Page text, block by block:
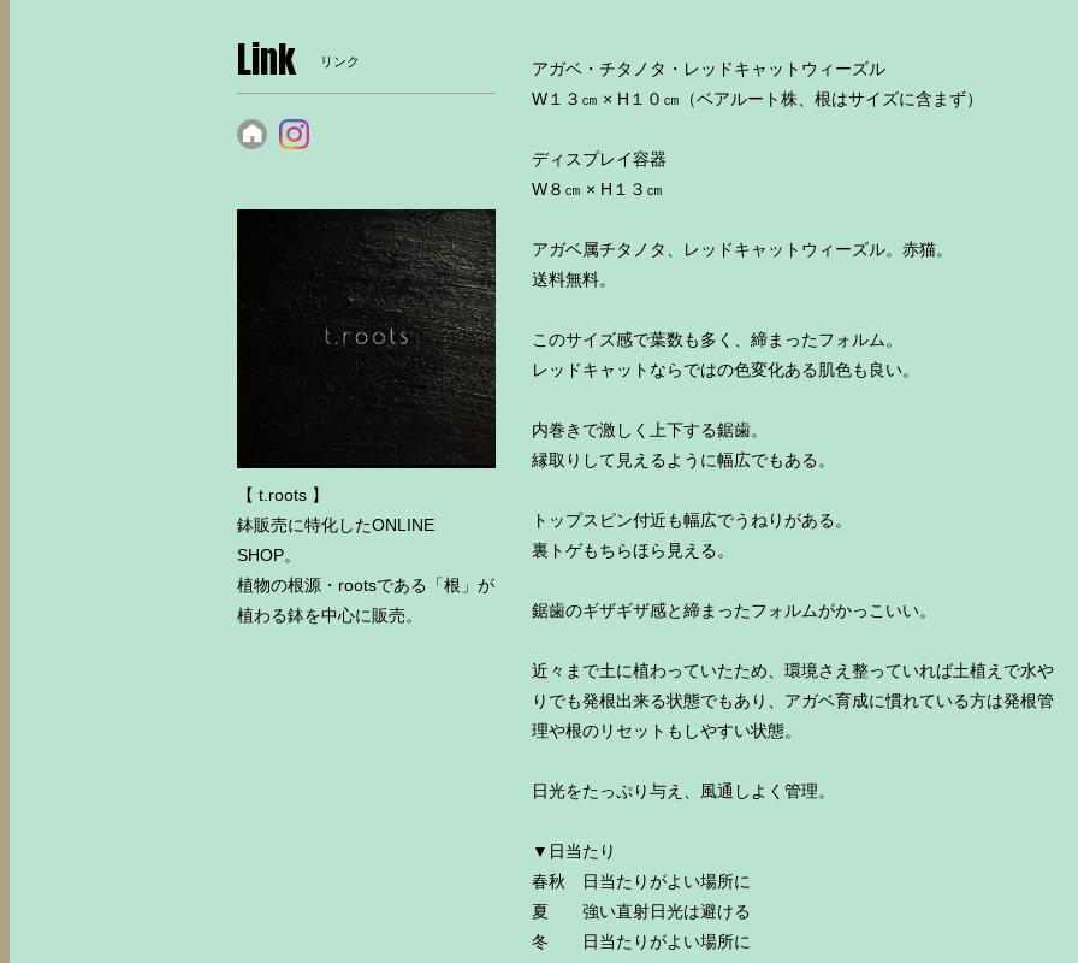
アガベ・チタノタ・レッドキャットウィーズル
W１３㎝ × H１０㎝（ベアルート株、根はサイズに含まず）
ディスプレイ容器
W８㎝ × H１３㎝
アガベ属チタノタ、レッドキャットウィーズル。赤猫。
送料無料。
このサイズ感で葉数も多く、締まったフォルム。
レッドキャットならではの色変化ある肌色も良い。
内巻きで激しく上下する鋸歯。
縁取りして見えるように幅広でもある。
トップスピン付近も幅広でうねりがある。
裏トゲもちらほら見える。
鋸歯のギザギザ感と締まったフォルムがかっこいい。
近々まで土に植わっていたため、環境さえ整っていれば土植えで水や
りでも発根出来る状態でもあり、アガベ育成に慣れている方は発根管
理や根のリセットもしやすい状態。
日光をたっぷり与え、風通しよく管理。
▼日当たり
春秋 日当たりがよい場所に
夏 強い直射日光は避ける
冬 日当たりがよい場所に
Link リンク
【 t.roots 】
鉢販売に特化したONLINE
SHOP。
植物の根源・rootsである「根」が
植わる鉢を中心に販売。